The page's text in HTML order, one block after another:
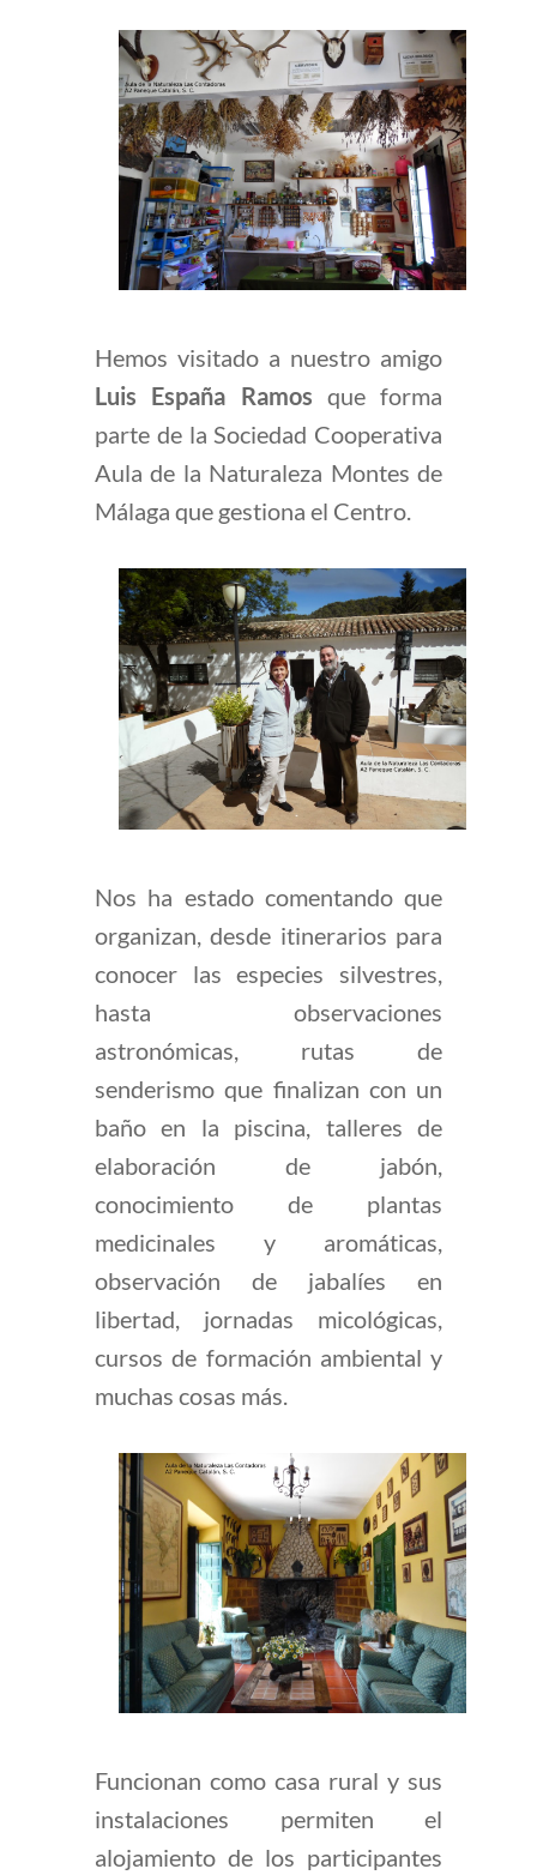
Hemos visitado a nuestro amigo
Luis España Ramos que forma
parte de la Sociedad Cooperativa
Aula de la Naturaleza Montes de
Málaga que gestiona el Centro.
Nos ha estado comentando que
organizan, desde itinerarios para
conocer las especies silvestres,
hasta observaciones
astronómicas, rutas de
senderismo que finalizan con un
baño en la piscina, talleres de
elaboración de jabón,
conocimiento de plantas
medicinales y aromáticas,
observación de jabalíes en
libertad, jornadas micológicas,
cursos de formación ambiental y
muchas cosas más.
Funcionan como casa rural y sus
instalaciones permiten el
alojamiento de los participantes